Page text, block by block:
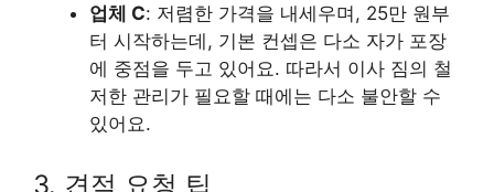
업체 C: 저렴한 가격을 내세우며, 25만 원부
터 시작하는데, 기본 컨셉은 다소 자가 포장
에 중점을 두고 있어요. 따라서 이사 짐의 철
저한 관리가 필요할 때에는 다소 불안할 수
있어요.
3. 견적 요청 팁